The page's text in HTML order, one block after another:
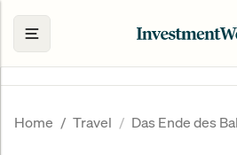
Home Travel Das Ende des